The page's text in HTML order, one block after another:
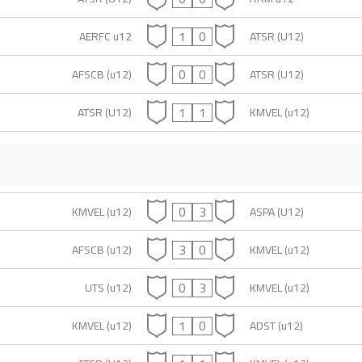
AERFC u12
1 0
ATSR (U12)
AFSCB (u12)
0 0
ATSR (U12)
ATSR (U12)
1 1 KMVEL (u12)
KMVEL (u12) 0 3
ASPA (U12)
AFSCB (u12)
3 0
KMVEL (u12)
UTS (u12)
0 3
KMVEL (u12)
KMVEL (u12)
1 0
ADST (u12)